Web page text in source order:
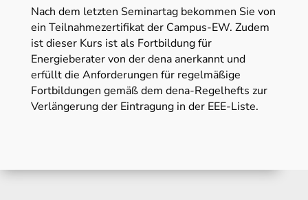
Nach dem letzten Seminartag bekommen Sie von
ein Teilnahmezertifikat der Campus-EW. Zudem
ist dieser Kurs ist als Fortbildung für
Energieberater von der dena anerkannt und
erfüllt die Anforderungen für regelmäßige
Fortbildungen gemäß dem dena-Regelhefts zur
Verlängerung der Eintragung in der EEE-Liste.